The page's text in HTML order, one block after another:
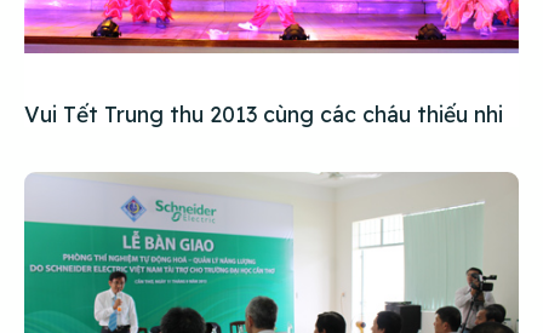
Vui Tết Trung thu 2013 cùng các cháu thiếu nhi